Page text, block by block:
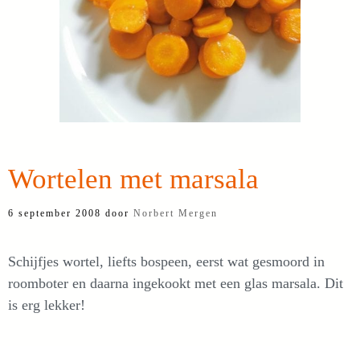
Wortelen met marsala
6 september 2008 door Norbert Mergen
Schijfjes wortel, liefts bospeen, eerst wat gesmoord in
roomboter en daarna ingekookt met een glas marsala. Dit
is erg lekker!